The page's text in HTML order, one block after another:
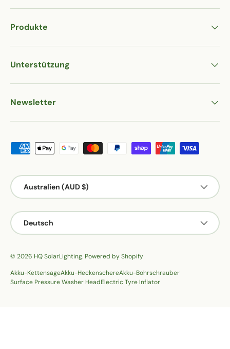
Produkte
Unterstützung
Newsletter
Zahlungsmethoden
Land/Region
Australien (AUD $)
Sprache
Deutsch
© 2026 HQ SolarLighting. Powered by Shopify
Akku-KettensägeAkku-HeckenschereAkku-Bohrschrauber
Surface Pressure Washer HeadElectric Tyre Inflator